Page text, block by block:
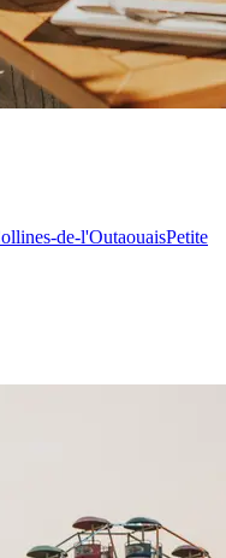
de-l'OutaouaisPetite